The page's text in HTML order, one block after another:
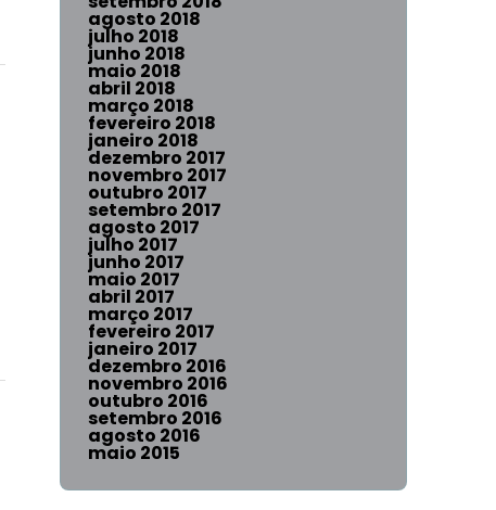
agosto 2018
julho 2018
junho 2018
maio 2018
abril 2018
março 2018
fevereiro 2018
janeiro 2018
dezembro 2017
novembro 2017
outubro 2017
setembro 2017
agosto 2017
julho 2017
junho 2017
maio 2017
abril 2017
março 2017
fevereiro 2017
janeiro 2017
dezembro 2016
novembro 2016
outubro 2016
setembro 2016
agosto 2016
maio 2015